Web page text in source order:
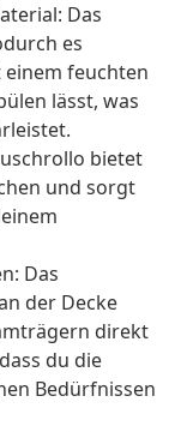
Das
es
feuchten
lässt, was
bietet
und sorgt
Das
der Decke
direkt
du die
Bedürfnissen